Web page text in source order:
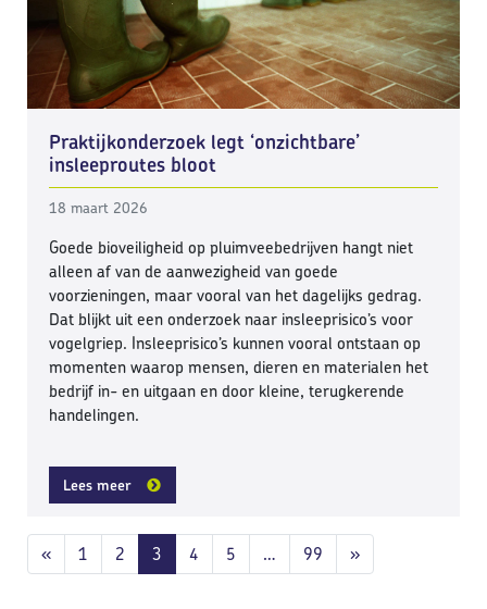
Praktijkonderzoek legt ‘onzichtbare’
insleeproutes bloot
18 maart 2026
Goede bioveiligheid op pluimveebedrijven hangt niet
alleen af van de aanwezigheid van goede
voorzieningen, maar vooral van het dagelijks gedrag.
Dat blijkt uit een onderzoek naar insleeprisico’s voor
vogelgriep. Insleeprisico’s kunnen vooral ontstaan op
momenten waarop mensen, dieren en materialen het
bedrijf in- en uitgaan en door kleine, terugkerende
handelingen.
Lees meer
Berichten navigatie
« 1 2 3 4 5 … 99 »